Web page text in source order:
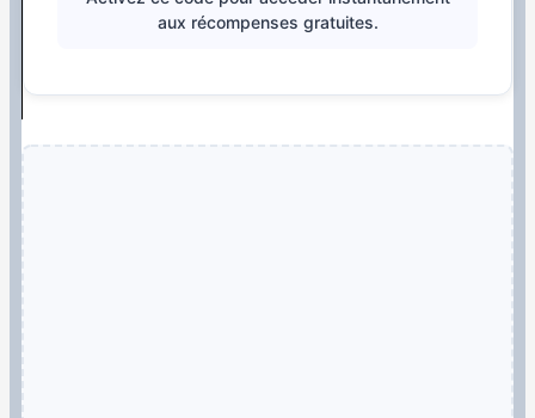
aux récompenses gratuites.